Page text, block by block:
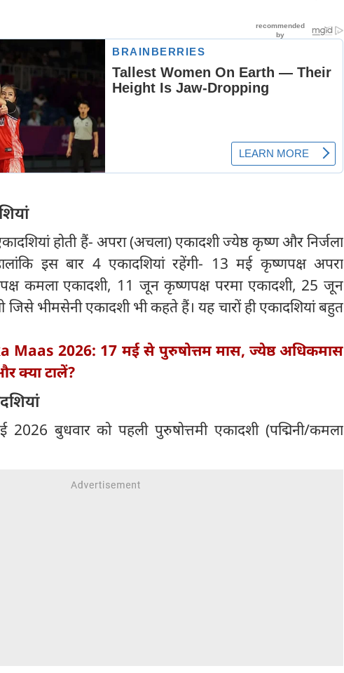
होती हैं- अपरा (अचला) एकादशी ज्येष्ठ कृष्ण और निर्जला
इस बार 4 एकादशियां रहेंगी- 13 मई कृष्णपक्ष अपरा
कमला एकादशी, 11 जून कृष्णपक्ष परमा एकादशी, 25 जून
जिसे भीमसेनी एकादशी भी कहते हैं। यह चारों ही एकादशियां बहुत
Maas 2026: 17 मई से पुरुषोत्तम मास, ज्येष्ठ अधिकमास
क्या टालें?
2026 बुधवार को पहली पुरुषोत्तमी एकादशी (पद्मिनी/कमला